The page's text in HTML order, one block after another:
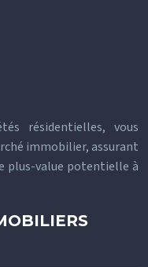
résidentielles, vous
immobilier, assurant
plus-value potentielle à